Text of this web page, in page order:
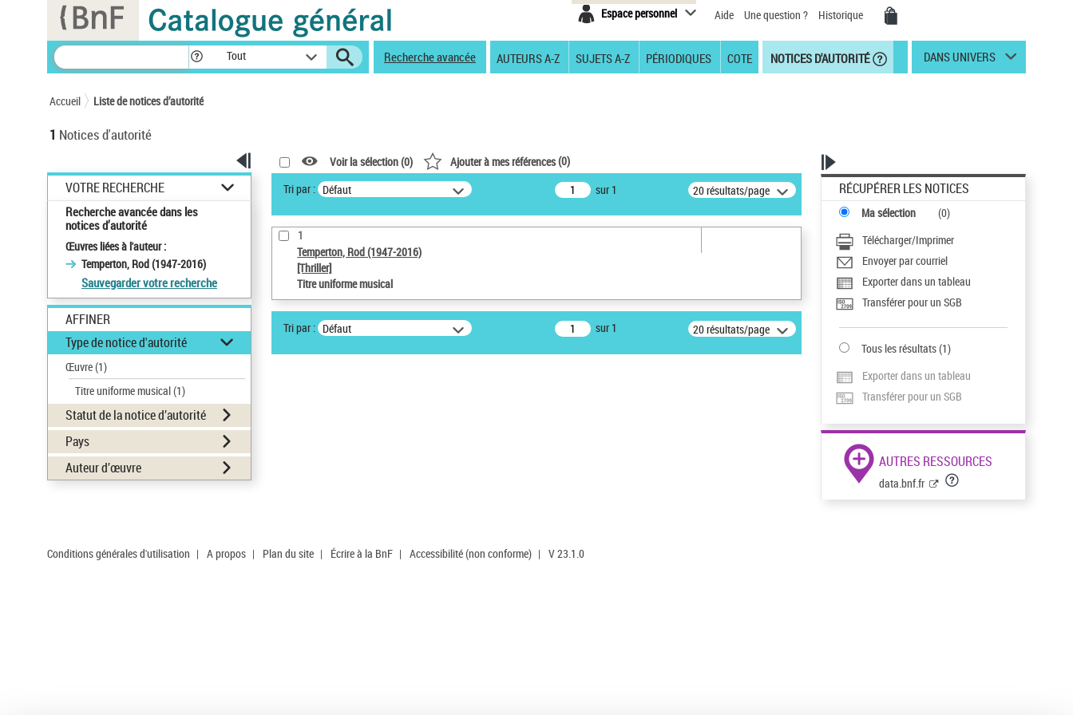
Espace personnel Aide Une question ? Historique
Tout Recherche avancée AUTEURS A-Z SUJETS A-Z PÉRIODIQUES COTE NOTICES D'AUTORITÉ DANS UNIVERS
Accueil Liste de notices d’autorité
1 Notices d'autorité
VOTRE RECHERCHE
Recherche avancée dans les
notices d’autorité
Œuvres liées à l'auteur :
Temperton, Rod (1947-2016)
Sauvegarder votre recherche
AFFINER
Type de notice d'autorité
Œuvre(1)
Titre uniforme musical(1)
Statut de la notice d’autorité
Pays
Auteur d’œuvre
Voir la sélection (0) Ajouter à mes références(0)
Tri par : Défaut sur 1 20 résultats/page
1
Temperton, Rod (1947-2016)
[Thriller]
Titre uniforme musical
Tri par : Défaut sur 1 20 résultats/page
RÉCUPÉRER LES NOTICES
Ma sélection (0)
Télécharger/Imprimer
Envoyer par courriel
Exporter dans un tableau
Transférer pour un SGB
Tous les résultats(1)
Exporter dans un tableau
Transférer pour un SGB
AUTRES RESSOURCES
data.bnf.fr
Conditions générales d'utilisation | A propos | Plan du site | Écrire à la BnF | Accessibilité (non conforme) | V 23.1.0
Panneau de gestion des cookies